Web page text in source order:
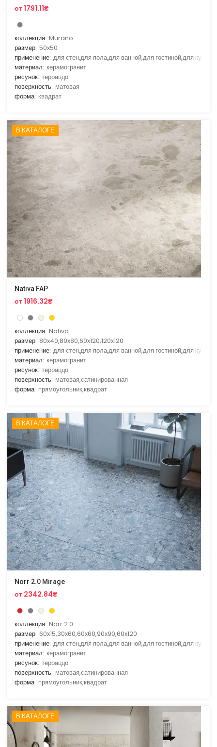
от 1791.11₴
коллекция: Murano
размер: 50x50
применение: для стен,для пола,для ванной,для гостиной,для кухни
материал: керамогранит
рисунок: терраццо
поверхность: матовая
форма: квадрат
В КАТАЛОГЕ
Nativa FAP
от 1916.32₴
коллекция: Nativa
размер: 80x40,80x80,60x120,120x120
применение: для стен,для пола,для ванной,для гостиной,для кухни
материал: керамогранит
рисунок: терраццо
поверхность: матовая,сатинированная
форма: прямоугольник,квадрат
В КАТАЛОГЕ
Norr 2.0 Mirage
от 2342.84₴
коллекция: Norr 2.0
размер: 60x15,30x60,60x60,90x90,60x120
применение: для стен,для пола,для ванной,для гостиной,для кухни
материал: керамогранит
рисунок: терраццо
поверхность: матовая,сатинированная
форма: прямоугольник,квадрат
В КАТАЛОГЕ